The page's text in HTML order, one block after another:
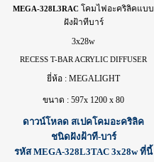
MEGA-328L3RAC โคมไฟ อะคริลิคแบบ
ฝังฝ้าทีบาร์
3x28w
RECESS T-BAR ACRYLIC DIFFUSER
ยี่ห้อ : MEGALIGHT
ขนาด : 597x 1200 x 80
ดาวน์โหลด สเปคโคมอะคริลิค
ชนิดฝังฝ้าที-บาร์
รหัส MEGA-328L3TAC 3x28w ที่นี้